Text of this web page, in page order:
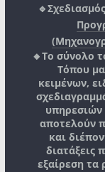
🔸Το σύνολο
Τόπου
κειμένων,
υπηρεσιών
αποτελούν
και
διατάξεις
εξαίρεση τα